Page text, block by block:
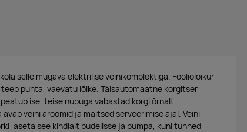
selle mugava elektrilise veinikomplektiga. Fooliolõikur
puhta, vaevatu lõike. Täisautomaatne korgitser
ise, teise nupuga vabastad korgi õrnalt.
veini aroomid ja maitsed serveerimise ajal. Veini
aseta see kindlalt pudelisse ja pumpa, kuni tunned